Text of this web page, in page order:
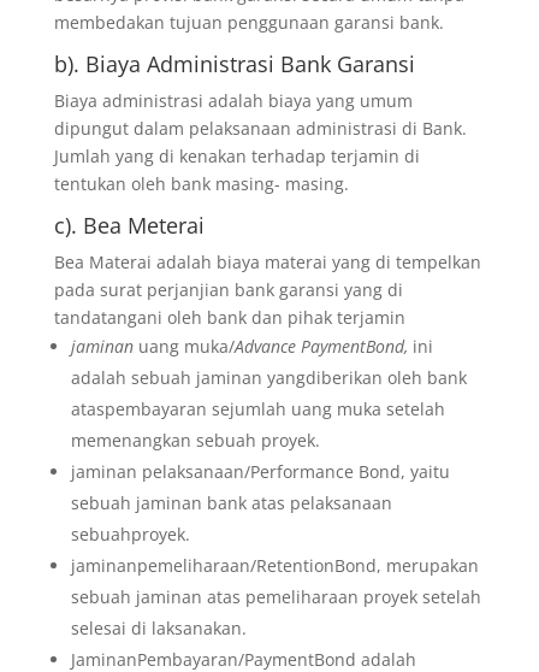
membedakan tujuan penggunaan garansi bank.
b). Biaya Administrasi Bank Garansi
Biaya administrasi adalah biaya yang umum
dipungut dalam pelaksanaan administrasi di Bank.
Jumlah yang di kenakan terhadap terjamin di
tentukan oleh bank masing- masing.
c). Bea Meterai
Bea Materai adalah biaya materai yang di tempelkan
pada surat perjanjian bank garansi yang di
tandatangani oleh bank dan pihak terjamin
jaminan uang muka/Advance PaymentBond, ini
adalah sebuah jaminan yangdiberikan oleh bank
ataspembayaran sejumlah uang muka setelah
memenangkan sebuah proyek.
jaminan pelaksanaan/Performance Bond, yaitu
sebuah jaminan bank atas pelaksanaan
sebuahproyek.
jaminanpemeliharaan/RetentionBond, merupakan
sebuah jaminan atas pemeliharaan proyek setelah
selesai di laksanakan.
JaminanPembayaran/PaymentBond adalah